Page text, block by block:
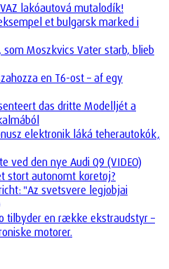
lakóautová mutalodík!
et bulgarsk marked i
som Moszkvics Vater starb, blieb
en T6-ost – af egy
das dritte Modelljét a
elektronik láká teherautokók,
ved den nye Audi Q9 (VIDEO)
stort autonomt køretøj?
"Az svetsvere legjobjai
tilbyder en række ekstraudstyr –
motorer.